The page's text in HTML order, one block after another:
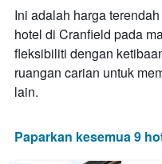
memaparkan
hari
dalam
seminggu.
Carta
mempunyai
Y
Ini adalah harga
hotel di Cranfield pada
fleksibiliti dengan
ruangan carian untuk
lain.
Paparkan kesemua 9